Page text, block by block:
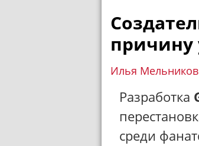
причину
Илья Мельников
Разработка
среди